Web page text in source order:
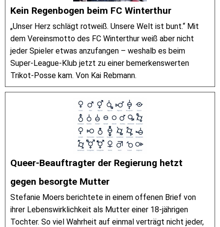
Kein Regenbogen beim FC Winterthur
„Unser Herz schlägt rotweiß. Unsere Welt ist bunt.“ Mit
dem Vereinsmotto des FC Winterthur weiß aber nicht
jeder Spieler etwas anzufangen – weshalb es beim
Super-League-Klub jetzt zu einer bemerkenswerten
Trikot-Posse kam. Von Kai Rebmann.
Queer-Beauftragter der Regierung hetzt
gegen besorgte Mutter
Stefanie Moers berichtete in einem offenen Brief von
ihrer Lebenswirklichkeit als Mutter einer 18-jährigen
Tochter. So viel Wahrheit auf einmal verträgt nicht jeder,